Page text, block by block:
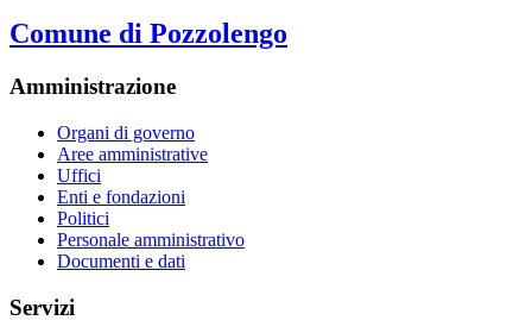
Comune di Pozzolengo
Amministrazione
Organi di governo
Aree amministrative
Uffici
Enti e fondazioni
Politici
Personale amministrativo
Documenti e dati
Servizi